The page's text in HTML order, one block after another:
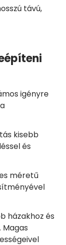
távú,
igényre
kisebb
és
méretű
házakhoz és